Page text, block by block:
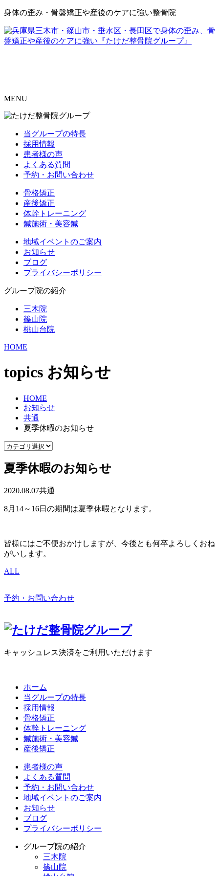
身体の歪み・骨盤矯正や産後のケアに強い整骨院
MENU
当グループの特長
採用情報
患者様の声
よくある質問
予約・お問い合わせ
骨格矯正
産後矯正
体幹トレーニング
鍼施術・美容鍼
地域イベントのご案内
お知らせ
ブログ
プライバシーポリシー
グループ院の紹介
三木院
篠山院
桃山台院
HOME
topics お知らせ
HOME
お知らせ
共通
夏季休暇のお知らせ
夏季休暇のお知らせ
2020.08.07共通
8月14～16日の期間は夏季休暇となります。
皆様にはご不便おかけしますが、今後とも何卒よろしくおね
がいします。
ALL
予約・お問い合わせ
キャッシュレス決済をご利用いただけます
ホーム
当グループの特長
採用情報
骨格矯正
体幹トレーニング
鍼施術・美容鍼
産後矯正
患者様の声
よくある質問
予約・お問い合わせ
地域イベントのご案内
お知らせ
ブログ
プライバシーポリシー
グループ院の紹介
三木院
篠山院